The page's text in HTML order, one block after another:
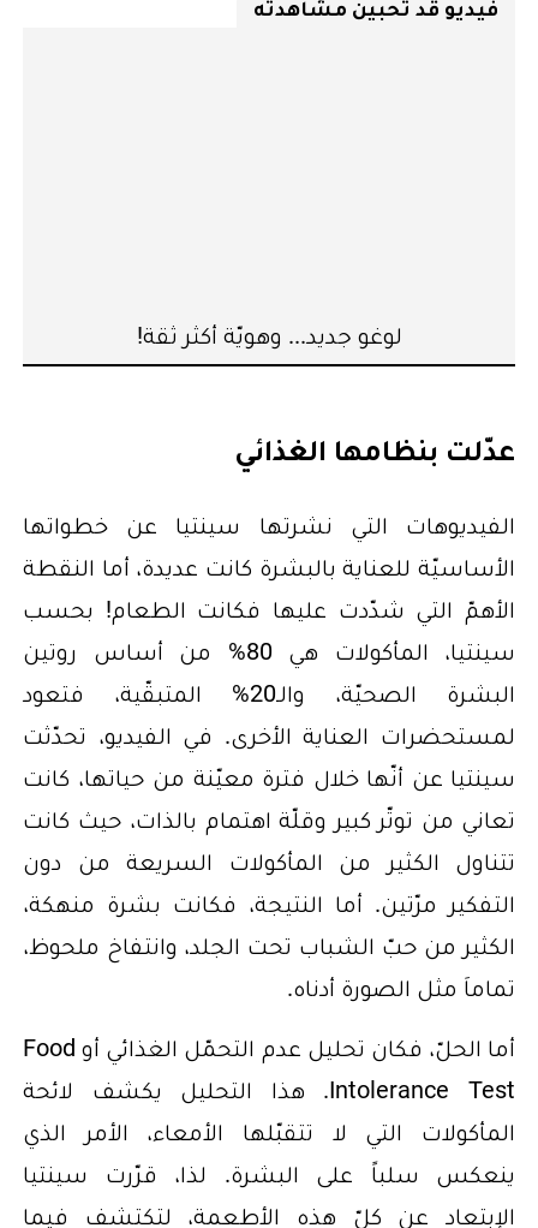
فيديو قد تحبين مشاهدته
لوغو جديد... وهويّة أكثر ثقة!
عدّلت بنظامها الغذائي
الفيديوهات التي نشرتها سينتيا عن خطواتها
الأساسيّة للعناية بالبشرة كانت عديدة، أما النقطة
الأهمّ التي شدّدت عليها فكانت الطعام! بحسب
سينتيا، المأكولات هي 80% من أساس روتين
البشرة الصحيّة، والـ20% المتبقّية، فتعود
لمستحضرات العناية الأخرى. في الفيديو، تحدّثت
سينتيا عن أنّها خلال فترة معيّنة من حياتها، كانت
تعاني من توتّر كبير وقلّة اهتمام بالذات، حيث كانت
تتناول الكثير من المأكولات السريعة من دون
التفكير مرّتين. أما النتيجة، فكانت بشرة منهكة،
الكثير من حبّ الشباب تحت الجلد، وانتفاخ ملحوظ،
تماماَ مثل الصورة أدناه.
أما الحلّ، فكان تحليل عدم التحمّل الغذائي أو Food
Intolerance Test. هذا التحليل يكشف لائحة
المأكولات التي لا تتقبّلها الأمعاء، الأمر الذي
ينعكس سلباً على البشرة. لذا، قرّرت سينتيا
الإبتعاد عن كلّ هذه الأطعمة، لتكتشف فيما